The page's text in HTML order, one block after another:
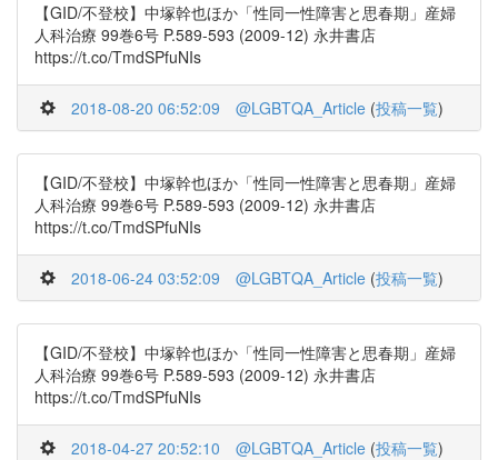
【GID/不登校】中塚幹也ほか「性同一性障害と思春期」産婦
人科治療 99巻6号 P.589-593 (2009-12) 永井書店
https://t.co/TmdSPfuNIs
2018-08-20 06:52:09 @LGBTQA_Article (投稿一覧)
【GID/不登校】中塚幹也ほか「性同一性障害と思春期」産婦
人科治療 99巻6号 P.589-593 (2009-12) 永井書店
https://t.co/TmdSPfuNIs
2018-06-24 03:52:09 @LGBTQA_Article (投稿一覧)
【GID/不登校】中塚幹也ほか「性同一性障害と思春期」産婦
人科治療 99巻6号 P.589-593 (2009-12) 永井書店
https://t.co/TmdSPfuNIs
2018-04-27 20:52:10 @LGBTQA_Article (投稿一覧)